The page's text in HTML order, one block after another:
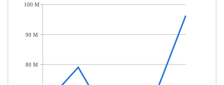
100 M
90 M
80 M